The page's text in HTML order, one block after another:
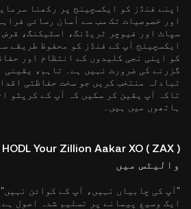
اپنے فنڈز کو ایکسچینج پر رکھنا
اور خصوصیات تک سب سے آسان رسائی
سپاٹ اور فیوچر ٹریڈنگ، اسٹیکنگ، قرض
ایکسچینج آپ کے فنڈز کو محفوظ طریقے
کو اپنی نجی کلیدوں کے انتظام اور
گزرنے کی ضرورت نہیں ہے۔ تاہم، یقینی
تبادلہ منتخب کریں جو سخت حفاظتی
تاکہ آپ یقین کر سکیں کہ آپ کے کرپٹو
ہاتھوں میں ہیں۔
والیٹس میں
"آپ کی چابیاں نہیں، آپ کے کوائن
ایک وسیع پیمانے پر تسلیم شدہ اصول